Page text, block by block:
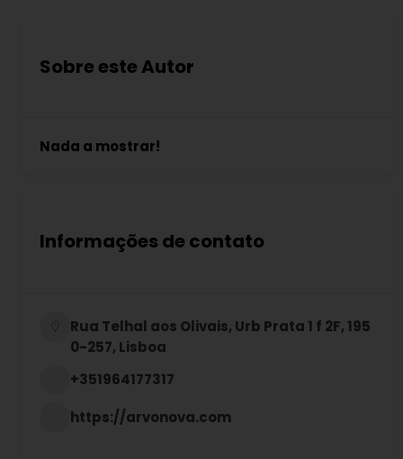
Sobre este Autor
Nada a mostrar!
Informações de contato
Rua Telhal aos Olivais, Urb Prata 1 f 2F, 195
0-257, Lisboa
+351964177317
https://arvonova.com